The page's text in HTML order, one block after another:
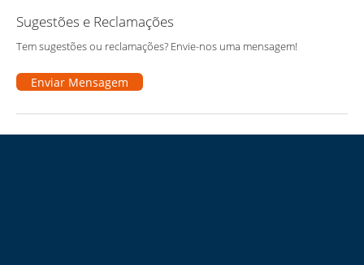
Sugestões e Reclamações
Tem sugestões ou reclamações? Envie-nos uma mensagem!
Enviar Mensagem